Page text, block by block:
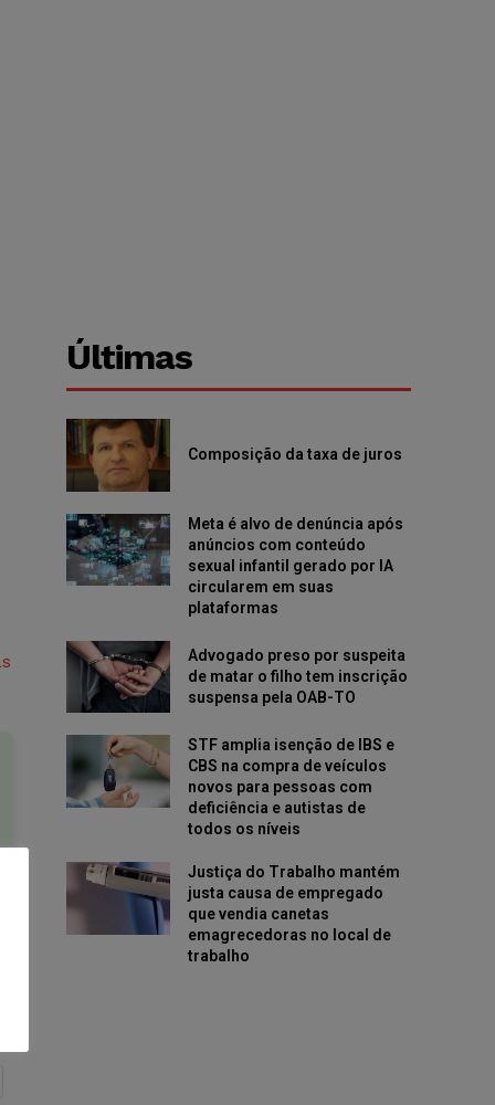
Últimas
Composição da taxa de juros
Meta é alvo de denúncia após
anúncios com conteúdo
sexual infantil gerado por IA
circularem em suas
plataformas
Advogado preso por suspeita
de matar o filho tem inscrição
suspensa pela OAB-TO
STF amplia isenção de IBS e
CBS na compra de veículos
novos para pessoas com
deficiência e autistas de
todos os níveis
Justiça do Trabalho mantém
justa causa de empregado
que vendia canetas
emagrecedoras no local de
trabalho